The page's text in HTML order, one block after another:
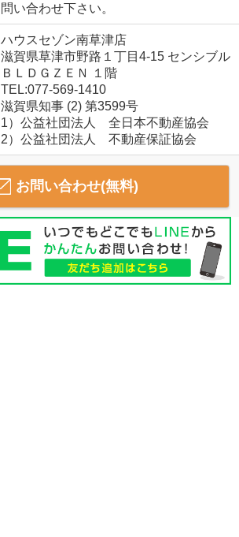
問い合わせ下さい。
ハウスセゾン南草津店
滋賀県草津市野路１丁目4-15 センシブル
ＢＬＤＧＺＥＮ １階
TEL:077-569-1410
滋賀県知事 (2) 第3599号
1）公益社団法人 全日本不動産協会
2）公益社団法人 不動産保証協会
お問い合わせ(無料)